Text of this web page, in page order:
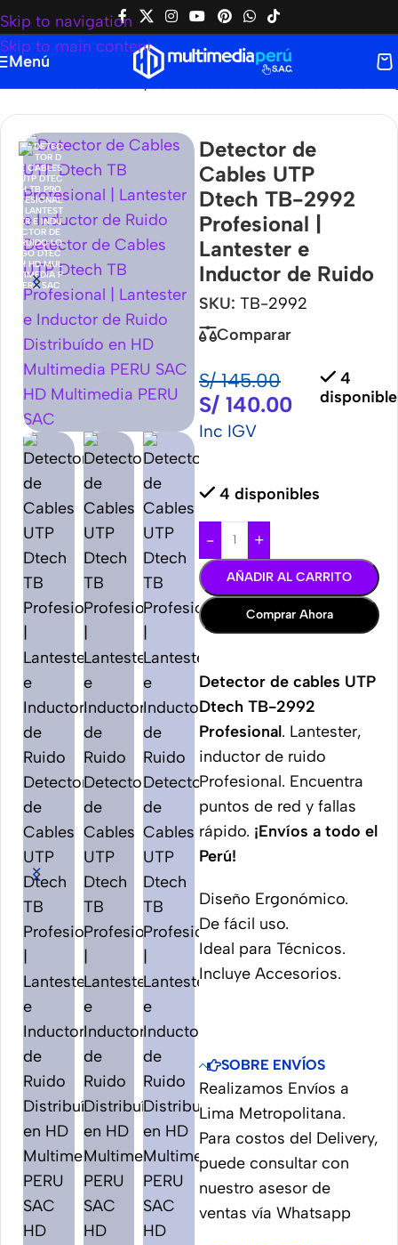
Skip to navigation
Skip to main content
Menú
Profesional | Lantester e Inductor de Ruido
Detector de
Cables UTP
Dtech TB-2992
Profesional |
Lantester e
Inductor de Ruido
SKU: TB-2992
Comparar
S/145.00
S/ 140.00
Inc IGV
4
4 disponibles
- +
AÑADIR AL CARRITO
Comprar Ahora
Detector de cables UTP
Dtech TB-2992
Profesional. Lantester,
inductor de ruido
Profesional. Encuentra
puntos de red y fallas
rápido. ¡Envíos a todo el
Perú!
Diseño Ergonómico.
De fácil uso.
Ideal para Técnicos.
Incluye Accesorios.
SOBRE ENVÍOS
Realizamos Envíos a
Lima Metropolitana.
Para costos del Delivery,
puede consultar con
nuestro asesor de
ventas vía Whatsapp